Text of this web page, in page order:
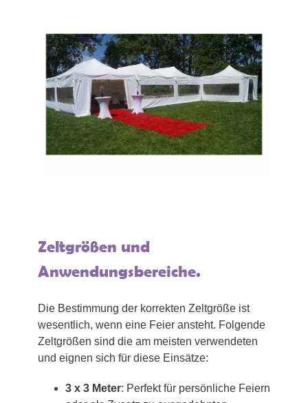
Zeltgrößen und
Anwendungsbereiche.
Die Bestimmung der korrekten Zeltgröße ist
wesentlich, wenn eine Feier ansteht. Folgende
Zeltgrößen sind die am meisten verwendeten
und eignen sich für diese Einsätze:
3 x 3 Meter: Perfekt für persönliche Feiern